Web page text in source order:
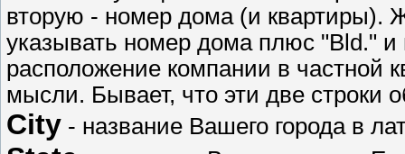
вторую - номер дома (и квартиры).
указывать номер дома плюс "Bld." и
расположение компании в частной
мысли. Бывает, что эти две строки
City - название Вашего города в